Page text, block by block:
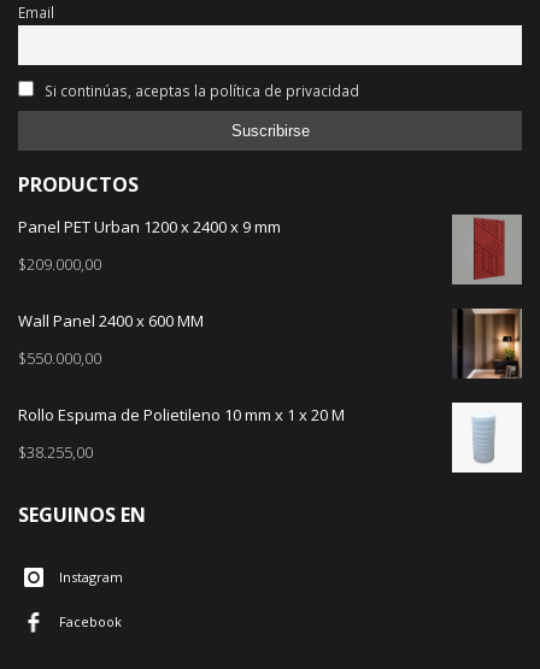
Email
Si continúas, aceptas la política de privacidad
PRODUCTOS
Panel PET Urban 1200 x 2400 x 9 mm
$209.000,00
Wall Panel 2400 x 600 MM
$550.000,00
Rollo Espuma de Polietileno 10 mm x 1 x 20 M
$38.255,00
SEGUINOS EN
Instagram
Facebook